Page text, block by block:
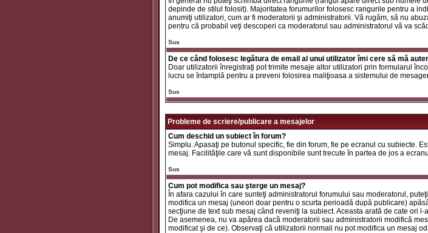
depinde de stilul folosit). Majoritatea forumurilor folosesc rangurile pentru a
anumiţi utilizatori, cum ar fi moderatorii şi administratorii. Vă rugăm, să nu
pentru că probabil veţi descoperi ca moderatorul sau administratorul vă va
Sus
De ce când folosesc legătura de email al unui utilizator îmi cere să mă
Doar utilizatorii înregistraţi pot trimite mesaje altor utilizatori prin formularul
lucru se întamplă pentru a preveni folosirea maliţioasa a sistemului de
Sus
Probleme de scriere/publicare a mesajelor
Cum deschid un subiect în forum?
Simplu. Apasaţi pe butonul specific, fie din forum, fie pe ecranul cu subiecte.
mesaj. Facilităţile care vă sunt disponibile sunt trecute în partea de jos a
Sus
Cum pot modifica sau şterge un mesaj?
În afara cazului în care sunteţi administratorul forumului sau moderatorul,
modifica un mesaj (uneori doar pentru o scurta perioadă după publicare)
secţiune de text sub mesaj când reveniţi la subiect. Aceasta arată de cate ori
De asemenea, nu va apărea dacă moderatorii sau administratorii modifică
modificat şi de ce). Observaţi că utilizatorii normali nu pot modifica un mesaj